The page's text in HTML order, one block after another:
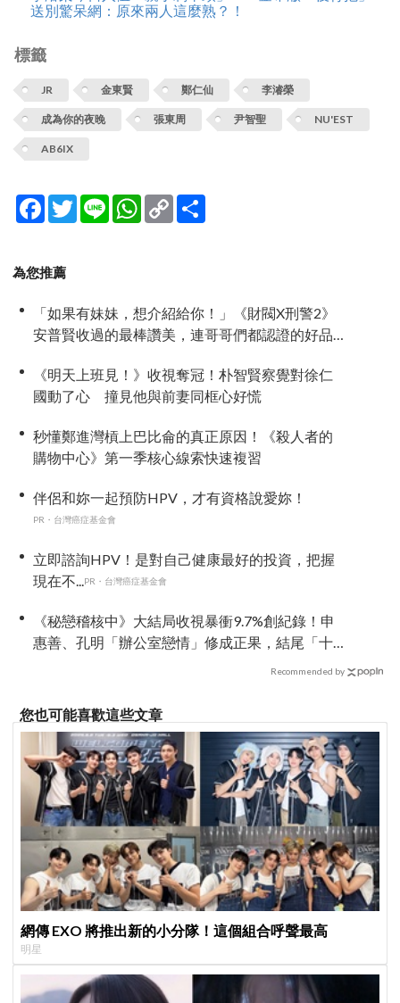
送別驚呆網：原來兩人這麼熟？！
標籤
JR 金東賢 鄭仁仙 李濬榮
成為你的夜晚 張東周 尹智聖 NU'EST
AB6IX
Facebook
TwitterLine WhatsApp
Copy
Link
為您推薦
「如果有妹妹，想介紹給你！」《財閥X刑警2》
安普賢收過的最棒讚美，連哥哥們都認證的好品
《明天上班見！》收視奪冠！朴智賢察覺對徐仁
國動了心 撞見他與前妻同框心好慌
秒懂鄭進灣槓上巴比侖的真正原因！《殺人者的
購物中心》第一季核心線索快速複習
伴侶和妳一起預防HPV，才有資格說愛妳！
PR・台灣癌症基金會
立即諮詢HPV！是對自己健康最好的投資，把握
現在不...PR・台灣癌症基金會
《秘戀稽核中》大結局收視暴衝9.7%創紀錄！申
惠善、孔明「辦公室戀情」修成正果，結尾「十
Recommended by
您也可能喜歡這些文章
網傳 EXO 將推出新的小分隊！這個組合呼聲最高
明星